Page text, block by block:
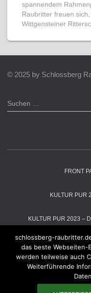
spannendem
Raubritter freuen
Wittgensteiner
© 2025 by Schlossberg
u
Suchen …
FRONT
KULTUR PUR
KULTUR PUR 2023 –
KULTUR PUR
KULTUR PUR 2025 – DER
schlossberg-
das beste Webseiten-
werden teilweise auch
Weiterführende